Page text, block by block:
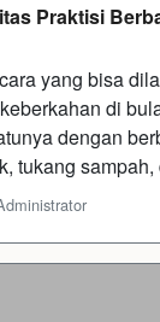
Praktisi
yang bisa
di
dengan
tukang sampah,